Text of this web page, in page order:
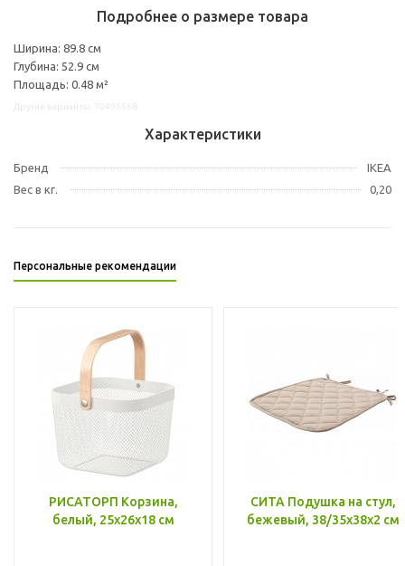
Подробнее о размере товара
Ширина: 89.8 см
Глубина: 52.9 см
Площадь: 0.48 м²
Характеристики
Бренд
IKEA
Вес в кг.
0,20
Персональные рекомендации
РИСАТОРП Корзина,
белый, 25x26x18 см
СИТА Подушка на стул,
бежевый, 38/35x38x2 см